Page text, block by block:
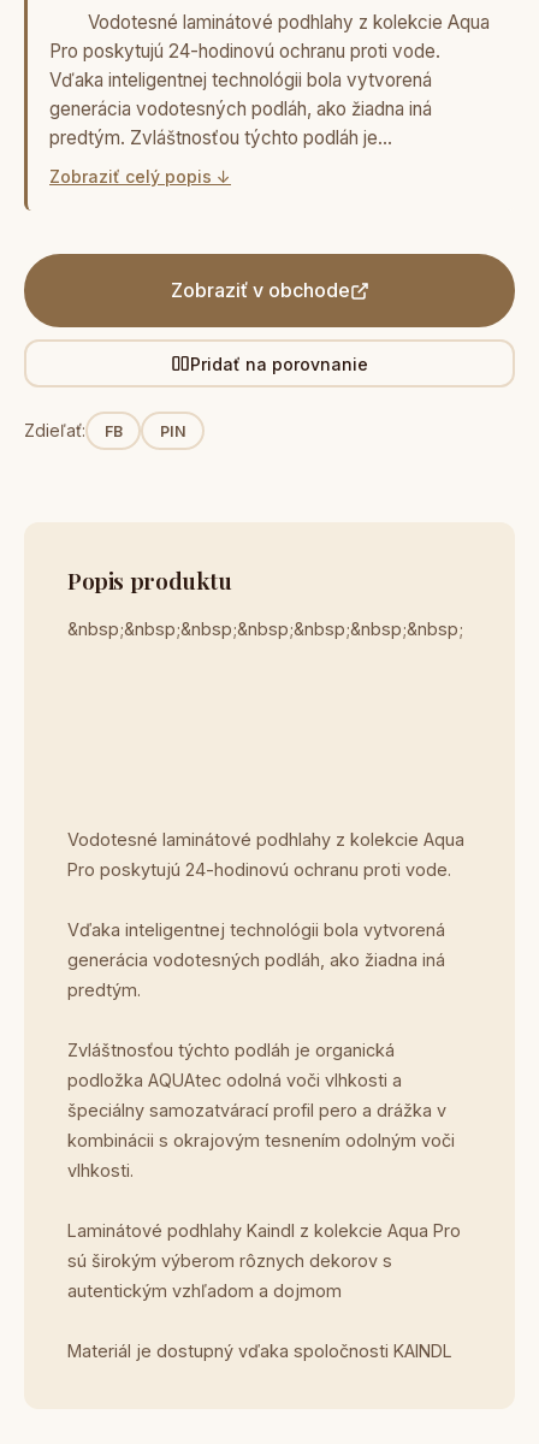
Vodotesné laminátové podhlahy z kolekcie Aqua
Pro poskytujú 24-hodinovú ochranu proti vode.
Vďaka inteligentnej technológii bola vytvorená
generácia vodotesných podláh, ako žiadna iná
predtým. Zvláštnosťou týchto podláh je…
Zobraziť celý popis ↓
Zobraziť v obchode
Pridať na porovnanie
Zdieľať: FB PIN
Popis produktu
&nbsp;&nbsp;&nbsp;&nbsp;&nbsp;&nbsp;&nbsp;
Vodotesné laminátové podhlahy z kolekcie Aqua
Pro poskytujú 24-hodinovú ochranu proti vode.
Vďaka inteligentnej technológii bola vytvorená
generácia vodotesných podláh, ako žiadna iná
predtým.
Zvláštnosťou týchto podláh je organická
podložka AQUAtec odolná voči vlhkosti a
špeciálny samozatvárací profil pero a drážka v
kombinácii s okrajovým tesnením odolným voči
vlhkosti.
Laminátové podhlahy Kaindl z kolekcie Aqua Pro
sú širokým výberom rôznych dekorov s
autentickým vzhľadom a dojmom
Materiál je dostupný vďaka spoločnosti KAINDL